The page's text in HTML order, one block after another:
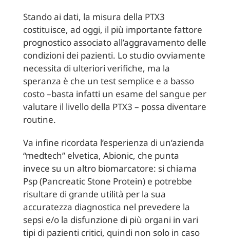
Stando ai dati, la misura della PTX3
costituisce, ad oggi, il più importante fattore
prognostico associato all’aggravamento delle
condizioni dei pazienti. Lo studio ovviamente
necessita di ulteriori verifiche, ma la
speranza è che un test semplice e a basso
costo –basta infatti un esame del sangue per
valutare il livello della PTX3 – possa diventare
routine.
Va infine ricordata l’esperienza di un’azienda
“medtech” elvetica, Abionic, che punta
invece su un altro biomarcatore: si chiama
Psp (Pancreatic Stone Protein) e potrebbe
risultare di grande utilità per la sua
accuratezza diagnostica nel prevedere la
sepsi e/o la disfunzione di più organi in vari
tipi di pazienti critici, quindi non solo in caso